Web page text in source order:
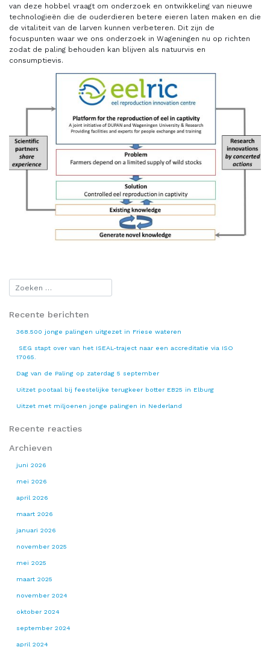
van deze hobbel vraagt om onderzoek en ontwikkeling van nieuwe
technologieën die de ouderdieren betere eieren laten maken en die
de vitaliteit van de larven kunnen verbeteren. Dit zijn de
focuspunten waar we ons onderzoek in Wageningen nu op richten
zodat de paling behouden kan blijven als natuurvis en
consumptievis.
Recente berichten
368.500 jonge palingen uitgezet in Friese wateren
SEG stapt over van het ISEAL-traject naar een accreditatie via ISO
17065.
Dag van de Paling op zaterdag 5 september
Uitzet pootaal bij feestelijke terugkeer botter EB25 in Elburg
Uitzet met miljoenen jonge palingen in Nederland
Recente reacties
Archieven
juni 2026
mei 2026
april 2026
maart 2026
januari 2026
november 2025
mei 2025
maart 2025
november 2024
oktober 2024
september 2024
april 2024